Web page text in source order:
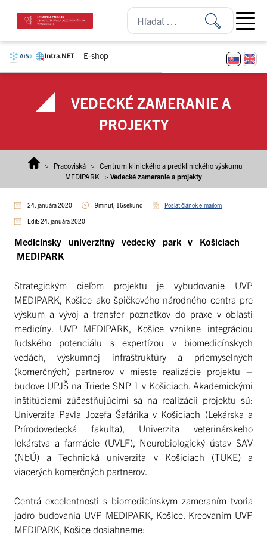
E-shop
Open
VEDECKÉ ZAMERANIE A
PROJEKTY
> Pracoviská > Centrum klinického a predklinického výskumu
MEDIPARK
> Vedecké zameranie a projekty
24. januára 2020 9minút, 16sekúnd Poslať článok e-mailom
Edit: 24. januára 2020
Medicínsky univerzitný vedecký park v Košiciach –
MEDIPARK
Strategickým cieľom projektu je vybudovanie UVP
MEDIPARK, Košice ako špičkového národného centra pre
výskum a vývoj a transfer poznatkov do praxe v oblasti
medicíny. UVP MEDIPARK, Košice vznikne integráciou
ľudského potenciálu s expertízou v biomedicínskych
vedách, výskumnej infraštruktúry a priemyselných
(komerčných) partnerov v mieste realizácie projektu –
budove UPJŠ na Triede SNP 1 v Košiciach. Akademickými
inštitúciami zúčastňujúcimi sa na realizácii projektu sú:
Univerzita Pavla Jozefa Šafárika v Košiciach (Lekárska a
Prírodovedecká fakulta), Univerzita veterinárskeho
lekárstva a farmácie (UVLF), Neurobiologický ústav SAV
(NbÚ) a Technická univerzita v Košiciach (TUKE) a
viacerých komerčných partnerov.
Centrá excelentnosti s biomedicínskym zameraním tvoria
jadro budovania UVP MEDIPARK, Košice. Kreovaním UVP
MEDIPARK, Košice dosiahneme: